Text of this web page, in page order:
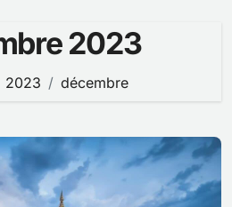
2023
2023 décembre